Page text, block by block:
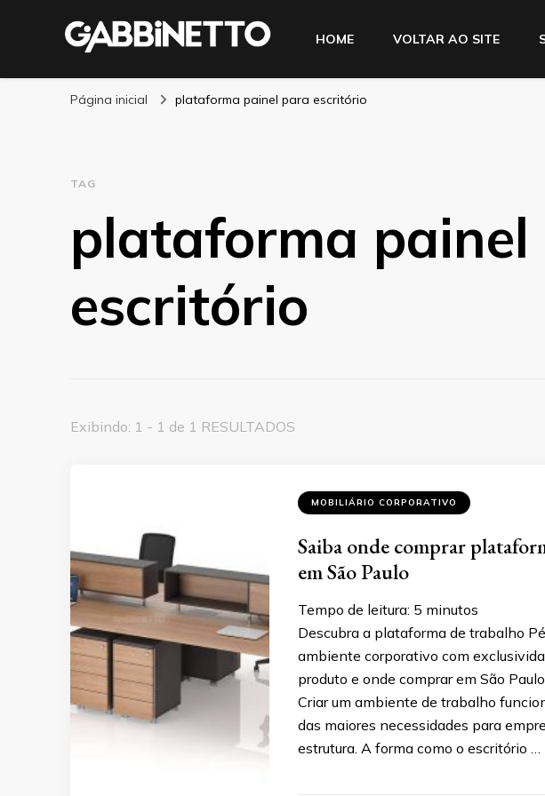
Blog Gabbinetto
HOME VOLTAR AO SITE
Página inicial plataforma painel para escritório
TAG
plataforma painel
escritório
Exibindo: 1 - 1 de 1 RESULTADOS
MOBILIÁRIO CORPORATIVO
Saiba onde comprar
em São Paulo
Tempo de leitura: 5 minutos
Descubra a plataforma de trabalho
ambiente corporativo com
produto e onde comprar em São
Criar um ambiente de trabalho
das maiores necessidades para
estrutura. A forma como o escritório …